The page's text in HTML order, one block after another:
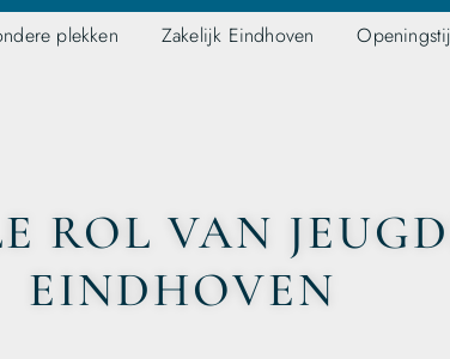
plekken Zakelijk Eindhoven
ROL VAN
EINDHOVEN